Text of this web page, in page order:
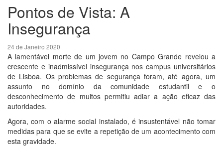
Pontos de Vista: A
Insegurança
24 de Janeiro 2020
A lamentável morte de um jovem no Campo Grande revelou a
crescente e inadmissível insegurança nos campus universitários
de Lisboa. Os problemas de segurança foram, até agora, um
assunto no domínio da comunidade estudantil e o
desconhecimento de muitos permitiu adiar a ação eficaz das
autoridades.
Agora, com o alarme social instalado, é insustentável não tomar
medidas para que se evite a repetição de um acontecimento com
esta gravidade.